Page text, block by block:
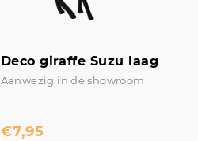
Deco giraffe Suzu laag
Aanwezig in de showroom
€7,95